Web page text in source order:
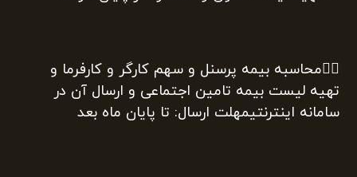
۵️⃣محاسبه بیمه پرسنل و سهم کارگر و کارفرما و
تهیه لیست بیمه تامین اجتماعی و ارسال آن در
سامانه اینترنتیمهلت ارسال: تا پایان ماه بعد